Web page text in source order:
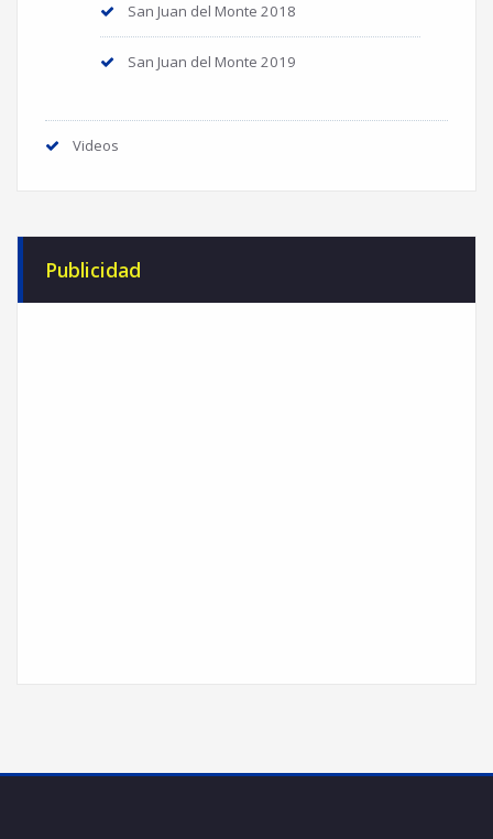
San Juan del Monte 2018
San Juan del Monte 2019
Videos
Publicidad